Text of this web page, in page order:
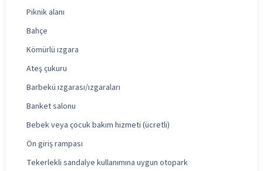
Piknik alanı
Bahçe
Kömürlü ızgara
Ateş çukuru
Barbekü ızgarası/ızgaraları
Banket salonu
Bebek veya çocuk bakım hizmeti (ücretli)
Ön giriş rampası
Tekerlekli sandalye kullanımına uygun otopark